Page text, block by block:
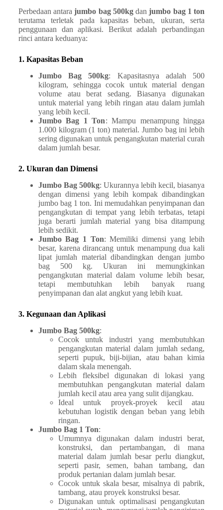
Perbedaan antarajumbo bag 500kgdanjumbo bag 1 ton
terutama terletak pada kapasitas beban, ukuran, serta
penggunaan dan aplikasi. Berikut adalah perbandingan
rinci antara keduanya:
1. Kapasitas Beban
Jumbo Bag 500kg: Kapasitasnya adalah 500
kilogram, sehingga cocok untuk material dengan
volume atau berat sedang. Biasanya digunakan
untuk material yang lebih ringan atau dalam jumlah
yang lebih kecil.
Jumbo Bag 1 Ton: Mampu menampung hingga
1.000 kilogram (1 ton) material. Jumbo bag ini lebih
sering digunakan untuk pengangkutan material curah
dalam jumlah besar.
2. Ukuran dan Dimensi
Jumbo Bag 500kg: Ukurannya lebih kecil, biasanya
dengan dimensi yang lebih kompak dibandingkan
jumbo bag 1 ton. Ini memudahkan penyimpanan dan
pengangkutan di tempat yang lebih terbatas, tetapi
juga berarti jumlah material yang bisa ditampung
lebih sedikit.
Jumbo Bag 1 Ton: Memiliki dimensi yang lebih
besar, karena dirancang untuk menampung dua kali
lipat jumlah material dibandingkan dengan jumbo
bag 500 kg. Ukuran ini memungkinkan
pengangkutan material dalam volume lebih besar,
tetapi membutuhkan lebih banyak ruang
penyimpanan dan alat angkut yang lebih kuat.
3. Kegunaan dan Aplikasi
Jumbo Bag 500kg:
Cocok untuk industri yang membutuhkan
pengangkutan material dalam jumlah sedang,
seperti pupuk, biji-bijian, atau bahan kimia
dalam skala menengah.
Lebih fleksibel digunakan di lokasi yang
membutuhkan pengangkutan material dalam
jumlah kecil atau area yang sulit dijangkau.
Ideal untuk proyek-proyek kecil atau
kebutuhan logistik dengan beban yang lebih
ringan.
Jumbo Bag 1 Ton:
Umumnya digunakan dalam industri berat,
konstruksi, dan pertambangan, di mana
material dalam jumlah besar perlu diangkut,
seperti pasir, semen, bahan tambang, dan
produk pertanian dalam jumlah besar.
Cocok untuk skala besar, misalnya di pabrik,
tambang, atau proyek konstruksi besar.
Digunakan untuk optimalisasi pengangkutan